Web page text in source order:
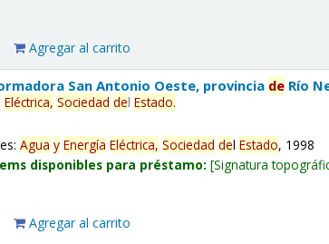
Agregar al carrito
San Antonio Oeste, provincia de Río
Eléctrica, Sociedad delEstado.
Agua y Energía Eléctrica, Sociedad delEstado, 1998
disponibles para préstamo: Signatura
Agregar al carrito